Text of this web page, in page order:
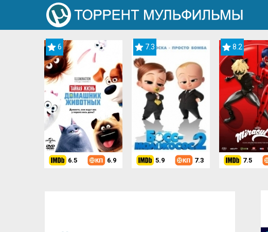
6
6.5 6.9
7.3
5.9 7.3
8.2
7.5